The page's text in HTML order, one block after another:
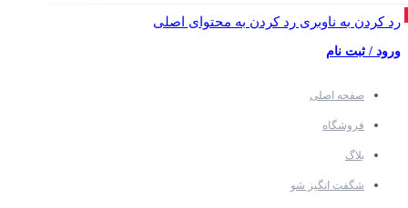
رد کردن به ناوبری رد کردن به محتوای اصلی
ورود / ثبت نام
صفحه اصلی
فروشگاه
بلاگ
شگفت انگیز شو